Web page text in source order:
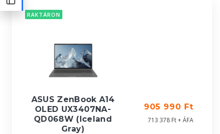
RAKTÁRON
ASUS ZenBook A14
OLED UX3407NA-
QD068W (Iceland
Gray)
905 990 Ft
713 378 Ft + ÁFA